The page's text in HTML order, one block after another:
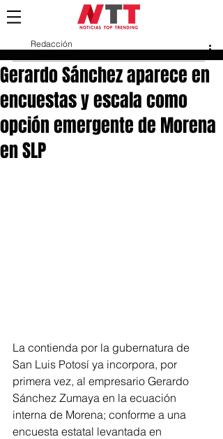
Gerardo Sánchez aparece en
encuestas y escala como
opción emergente de Morena
en SLP
Redacción
La contienda por la gubernatura de
San Luis Potosí ya incorpora, por
primera vez, al empresario Gerardo
Sánchez Zumaya en la ecuación
interna de Morena; conforme a una
encuesta estatal levantada en